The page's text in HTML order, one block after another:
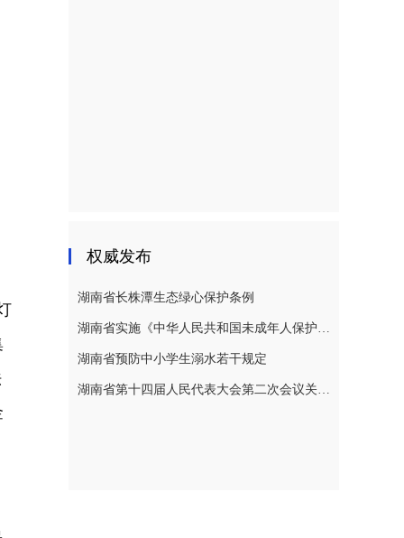
权威发布
湖南省长株潭生态绿心保护条例
湖南省实施《中华人民共和国未成年人保护法》若干规定
湖南省预防中小学生溺水若干规定
湖南省第十四届人民代表大会第二次会议关于湖南省人民代表大会常务委员会工作报告的决议